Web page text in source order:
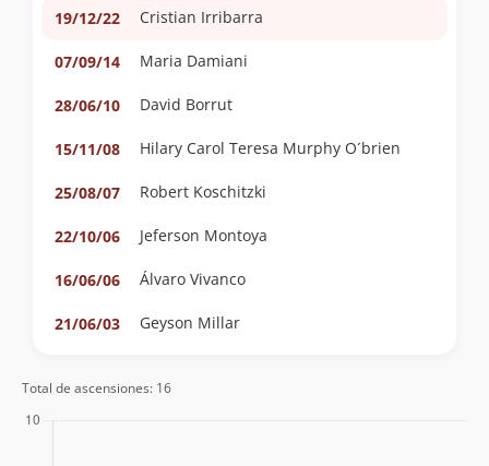
19/12/22 Cristian Irribarra
07/09/14 Maria Damiani
28/06/10 David Borrut
15/11/08 Hilary Carol Teresa Murphy O´brien
25/08/07 Robert Koschitzki
22/10/06 Jeferson Montoya
16/06/06 Álvaro Vivanco
21/06/03 Geyson Millar
Total de ascensiones: 16